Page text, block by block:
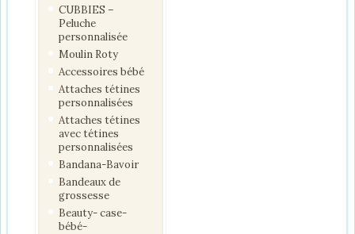
CUBBIES –
Peluche
personnalisée
Moulin Roty
Accessoires bébé
Attaches tétines
personnalisées
Attaches tétines
avec tétines
personnalisées
Bandana-Bavoir
Bandeaux de
grossesse
Beauty- case-
bébé-